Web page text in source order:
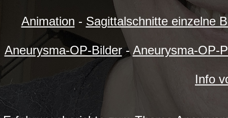
Animation - Sagittalschnitte einzelne
Aneurysma-OP-Bilder-Aneurysma-OP-
Info